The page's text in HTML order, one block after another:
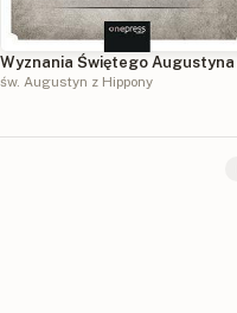
Wyznania Świętego Augustyna
św. Augustyn z Hippony